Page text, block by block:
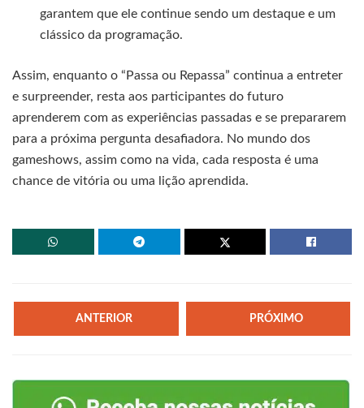
garantem que ele continue sendo um destaque e um
clássico da programação.
Assim, enquanto o “Passa ou Repassa” continua a entreter
e surpreender, resta aos participantes do futuro
aprenderem com as experiências passadas e se prepararem
para a próxima pergunta desafiadora. No mundo dos
gameshows, assim como na vida, cada resposta é uma
chance de vitória ou uma lição aprendida.
ANTERIOR PRÓXIMO